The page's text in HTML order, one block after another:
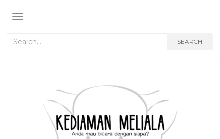
TOGGLE NAVIGATION
Search for: SEARCH